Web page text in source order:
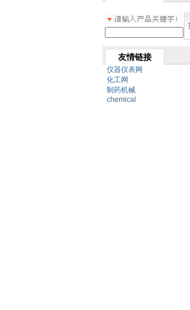
友情链接
仪器仪表网
化工网
制药机械
chemical